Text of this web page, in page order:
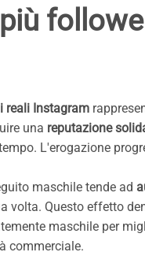
reali Instagram
una reputazione
L'erogazione
maschile tende ad
volta. Questo effetto
maschile per
commerciale.